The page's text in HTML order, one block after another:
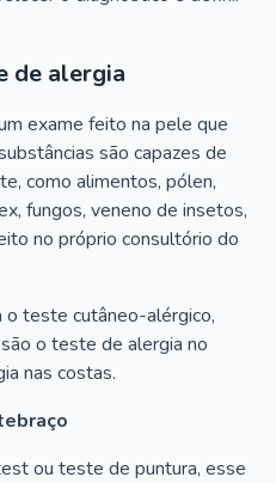
de alergia
exame feito na pele que
são capazes de
como alimentos, pólen,
fungos, veneno de insetos,
no próprio consultório do
o teste cutâneo-alérgico,
o teste de alergia no
nas costas.
ou teste de puntura, esse